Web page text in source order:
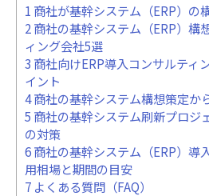
1 商社が基幹システム（ERP）の
2商社の基幹システム（ERP）構
ィング会社5選
3 商社向けERP導入コンサルティ
イント
4商社の基幹システム構想策定か
5 商社の基幹システム刷新プロジ
の対策
6商社の基幹システム（ERP）導
用相場と期間の目安
7 よくある質問（FAQ）